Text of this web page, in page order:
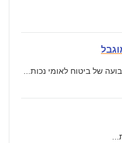
של ביטוח לאומי נכות...